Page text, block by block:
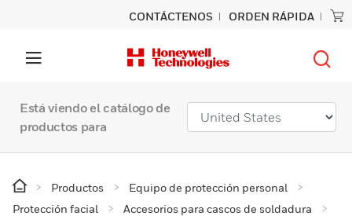
CONTÁCTENOS ORDEN RÁPIDA
Está viendo el catálogo de
productos para
Productos
Equipo de protección personal
Protección facial
Accesorios para cascos de soldadura